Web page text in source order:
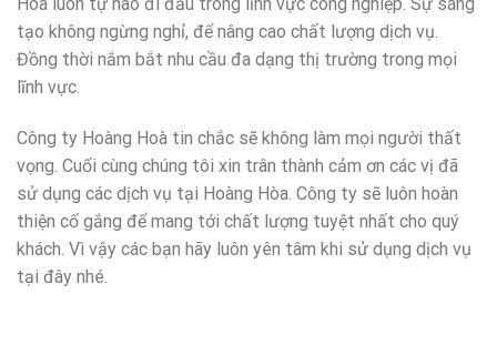
tạo không ngừng nghỉ, để nâng cao chất lượng dịch vụ.
Đồng thời nắm bắt nhu cầu đa dạng thị trường trong mọi
lĩnh vực.
Công ty Hoàng Hoà tin chắc sẽ không làm mọi người thất
vọng. Cuối cùng chúng tôi xin trân thành cảm ơn các vị đã
sử dụng các dịch vụ tại Hoàng Hòa. Công ty sẽ luôn hoàn
thiện cố gắng để mang tới chất lượng tuyệt nhất cho quý
khách. Vì vậy các bạn hãy luôn yên tâm khi sử dụng dịch vụ
tại đây nhé.